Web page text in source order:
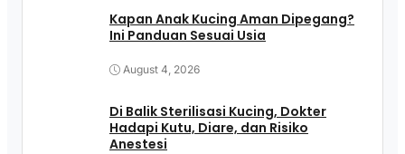
Kapan Anak Kucing Aman Dipegang?
Ini Panduan Sesuai Usia
August 4, 2026
Di Balik Sterilisasi Kucing, Dokter
Hadapi Kutu, Diare, dan Risiko
Anestesi